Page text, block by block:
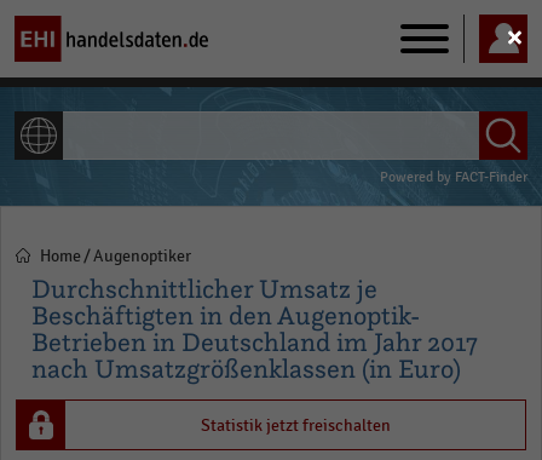
Main
navigation
Powered by FACT-Finder
Pfadnavigation
Home Augenoptiker
Durchschnittlicher Umsatz je
Beschäftigten in den Augenoptik-
Betrieben in Deutschland im Jahr 2017
nach Umsatzgrößenklassen (in Euro)
Statistik jetzt freischalten